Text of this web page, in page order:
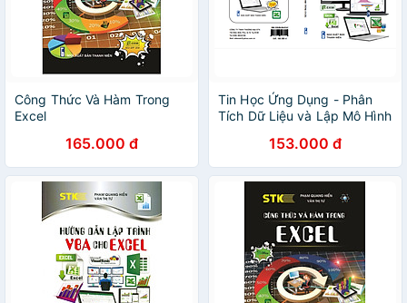
Công Thức Và Hàm Trong
Excel
165.000 đ
Tin Học Ứng Dụng - Phân
Tích Dữ Liệu và Lập Mô Hình
Tặng Kèm Sổ Tay)
153.000 đ